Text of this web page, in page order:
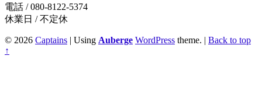
電話 / 080-8122-5374
休業日 / 不定休
© 2026 Captains | Using Auberge WordPress theme. | Back to top
↑